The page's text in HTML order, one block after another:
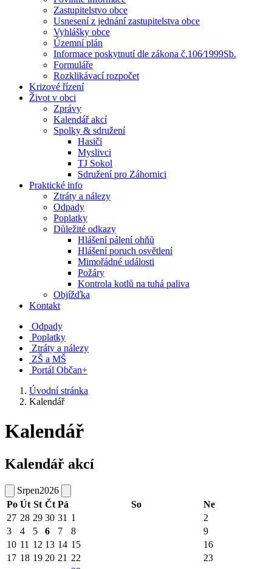
Zastupitelstvo obce
Usnesení z jednání zastupitelstva obce
Vyhlášky obce
Územní plán
Informace poskytnutí dle zákona č.106⁄1999Sb.
Formuláře
Rozklikávací rozpočet
Krizové řízení
Život v obci
Zprávy
Kalendář akcí
Spolky & sdružení
Hasiči
Myslivci
TJ Sokol
Sdružení pro Záhornici
Praktické info
Ztráty a nálezy
Odpady
Poplatky
Důležité odkazy
Hlášení pálení ohňů
Hlášení poruch osvětlení
Mimořádné události
Požáry
Kontrola kotlů na tuhá paliva
Objížďka
Kontakt
Odpady
Poplatky
Ztráty a nálezy
ZŠ a MŠ
Portál Občan+
Úvodní stránka
Kalendář
Kalendář
Kalendář akcí
Srpen2026
Po Út St Čt Pá So
Ne
27 28 29 30 31 1
2
3
4 5 6 7 8
9
10 11 12 13 14 15
16
17 18 19 20 21 22
23